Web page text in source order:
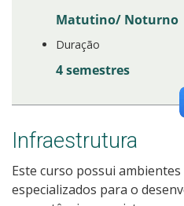
Matutino/ Noturno
Duração
4 semestres
Infraestrutura
Este curso possui
especializados para o